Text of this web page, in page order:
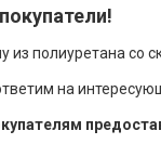
из полиуретана
на